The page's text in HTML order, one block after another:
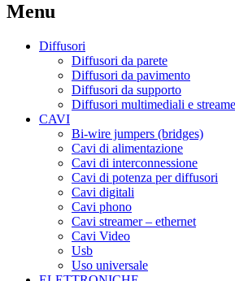
Menu
Diffusori
Diffusori da parete
Diffusori da pavimento
Diffusori da supporto
Diffusori multimediali e
CAVI
Bi-wire jumpers (bridges)
Cavi di alimentazione
Cavi di interconnessione
Cavi di potenza per diffusori
Cavi digitali
Cavi phono
Cavi streamer – ethernet
Cavi Video
Usb
Uso universale